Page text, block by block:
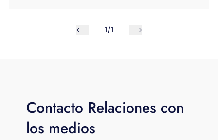
1/1
Contacto Relaciones con
los medios